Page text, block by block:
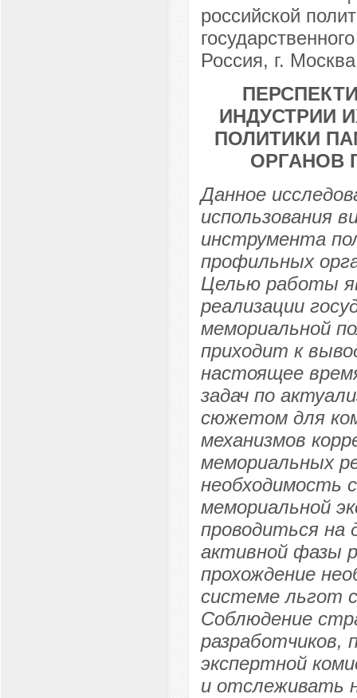
российской
Россия, г. Москва
ИНДУСТРИИ
ПОЛИТИКИ
ОРГАНОВ
Данное
использования
инструмента
профильных
Целью работы
реализации
мемориальной
приходит к
настоящее
задач по
сюжетом для
механизмов
мемориальных
необходимость
мемориальной
проводиться на
активной фазы
прохождение
системе льгот
Соблюдение
разработчиков,
экспертной
и отслеживать